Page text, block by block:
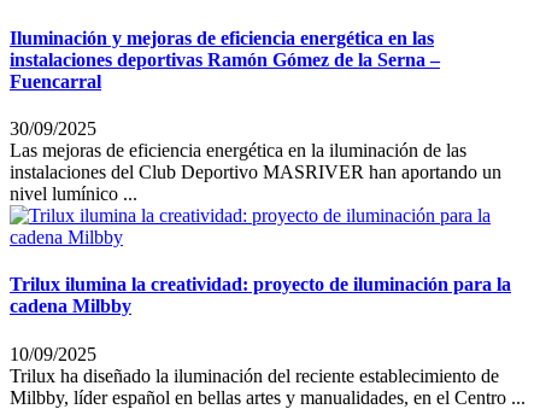
Iluminación y mejoras de eficiencia energética en las
instalaciones deportivas Ramón Gómez de la Serna –
Fuencarral
30/09/2025
Las mejoras de eficiencia energética en la iluminación de las
instalaciones del Club Deportivo MASRIVER han aportando un
nivel lumínico ...
Trilux ilumina la creatividad: proyecto de iluminación para la
cadena Milbby
10/09/2025
Trilux ha diseñado la iluminación del reciente establecimiento de
Milbby, líder español en bellas artes y manualidades, en el Centro ...